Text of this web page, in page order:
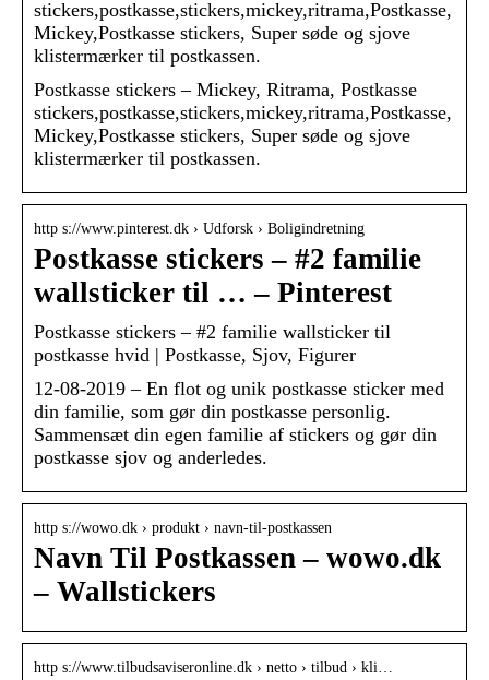
stickers,postkasse,stickers,mickey,ritrama,Postkasse,
Mickey,Postkasse stickers, Super søde og sjove
klistermærker til postkassen.
Postkasse stickers – Mickey, Ritrama, Postkasse
stickers,postkasse,stickers,mickey,ritrama,Postkasse,
Mickey,Postkasse stickers, Super søde og sjove
klistermærker til postkassen.
http s://www.pinterest.dk › Udforsk › Boligindretning
Postkasse stickers – #2 familie
wallsticker til … – Pinterest
Postkasse stickers – #2 familie wallsticker til
postkasse hvid | Postkasse, Sjov, Figurer
12-08-2019 – En flot og unik postkasse sticker med
din familie, som gør din postkasse personlig.
Sammensæt din egen familie af stickers og gør din
postkasse sjov og anderledes.
http s://wowo.dk › produkt › navn-til-postkassen
Navn Til Postkassen – wowo.dk
– Wallstickers
http s://www.tilbudsaviseronline.dk › netto › tilbud › kli…